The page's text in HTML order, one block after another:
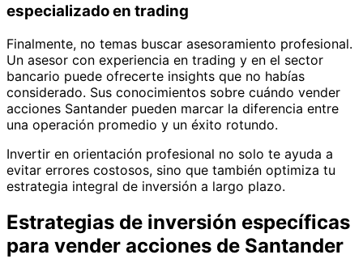
especializado en trading
Finalmente, no temas buscar asesoramiento profesional.
Un asesor con experiencia en trading y en el sector
bancario puede ofrecerte insights que no habías
considerado. Sus conocimientos sobre cuándo vender
acciones Santander pueden marcar la diferencia entre
una operación promedio y un éxito rotundo.
Invertir en orientación profesional no solo te ayuda a
evitar errores costosos, sino que también optimiza tu
estrategia integral de inversión a largo plazo.
Estrategias de inversión específicas
para vender acciones de Santander